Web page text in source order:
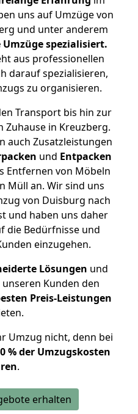
uns auf Umzüge von
und unter anderem
spezialisiert.
aus professionellen
darauf spezialisieren,
zu organisieren.
Transport bis hin zur
Zuhause in Kreuzberg.
auch Zusatzleistungen
und Entpacken
Entfernen von Möbeln
Müll an. Wir sind uns
von Duisburg nach
und haben uns daher
die Bedürfnisse und
einzugehen.
Lösungen und
Kunden den
Preis-Leistungen
Umzug nicht, denn bei
% der Umzugskosten
.
erhalten